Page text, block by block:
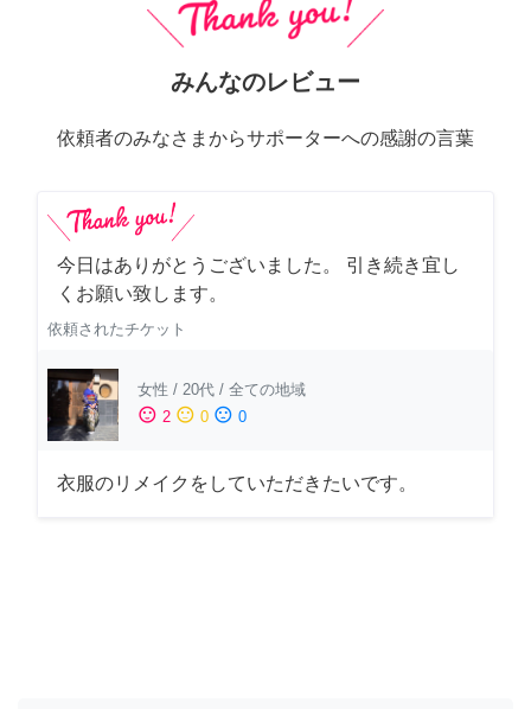
みんなのレビュー
依頼者のみなさまからサポーターへの感謝の言葉
今日はありがとうございました。 引き続き宜し
くお願い致します。
依頼されたチケット
女性 / 20代 / 全ての地域
sentiment_satisfied 2 sentiment_neutral 0 sentiment_dissatisfied 0
衣服のリメイクをしていただきたいです。